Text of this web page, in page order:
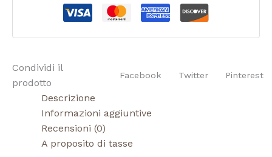
Condividi il
prodotto
Facebook Twitter Pinterest
Descrizione
Informazioni aggiuntive
Recensioni (0)
A proposito di tasse